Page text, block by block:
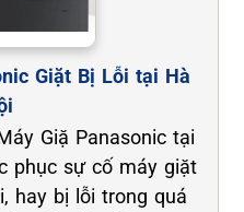
Giặt Bị Lỗi tại Hà
Giặ Panasonic tại
phục sự cố máy giặt
hay bị lỗi trong quá